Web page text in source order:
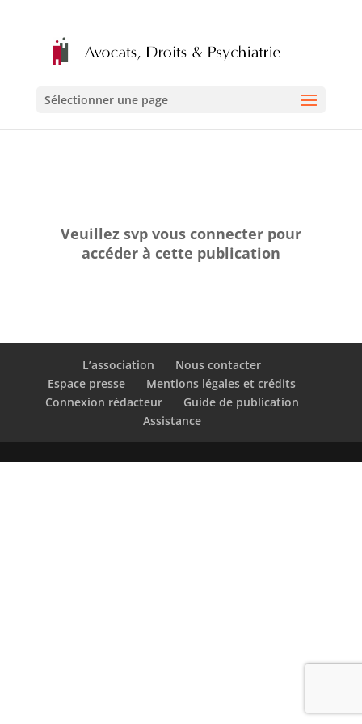
Sélectionner une page
Veuillez svp vous connecter pour
accéder à cette publication
L’association
Nous contacter
Espace presse
Mentions légales et crédits
Connexion rédacteur
Guide de publication
Assistance